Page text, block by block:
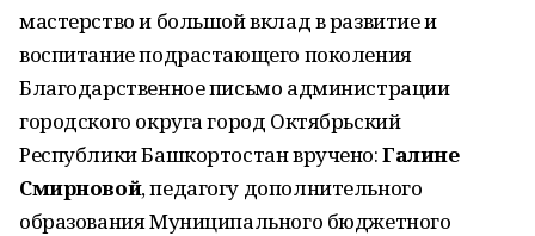
мастерство и большой вклад в развитие и
воспитание подрастающего поколения
Благодарственное письмо администрации
городского округа город Октябрьский
Республики Башкортостан вручено:Галине
Смирновой, педагогу дополнительного
образования Муниципального бюджетного